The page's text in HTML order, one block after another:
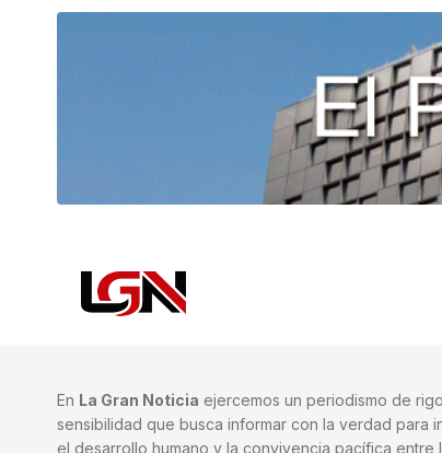
En La Gran Noticia ejercemos un periodismo de
sensibilidad que busca informar con la verdad para
el desarrollo humano y la convivencia pacífica entre